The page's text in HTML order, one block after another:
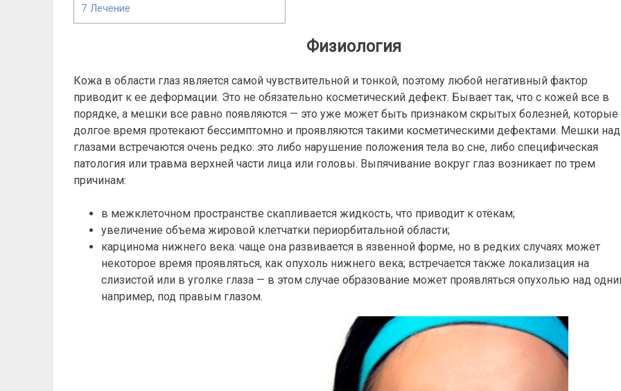
7 Лечение
Физиология
Кожа в области глаз является самой чувствительной и тонкой, поэтому любой негативный фактор
приводит к ее деформации. Это не обязательно косметический дефект. Бывает так, что с кожей все в
порядке, а мешки все равно появляются — это уже может быть признаком скрытых болезней, которые
долгое время протекают бессимптомно и проявляются такими косметическими дефектами. Мешки над
глазами встречаются очень редко: это либо нарушение положения тела во сне, либо специфическая
патология или травма верхней части лица или головы. Выпячивание вокруг глаз возникает по трем
причинам:
в межклеточном пространстве скапливается жидкость, что приводит к отёкам;
увеличение объема жировой клетчатки периорбитальной области;
карцинома нижнего века: чаще она развивается в язвенной форме, но в редких случаях может
некоторое время проявляться, как опухоль нижнего века; встречается также локализация на
слизистой или в уголке глаза — в этом случае образование может проявляться опухолью над
например, под правым глазом.